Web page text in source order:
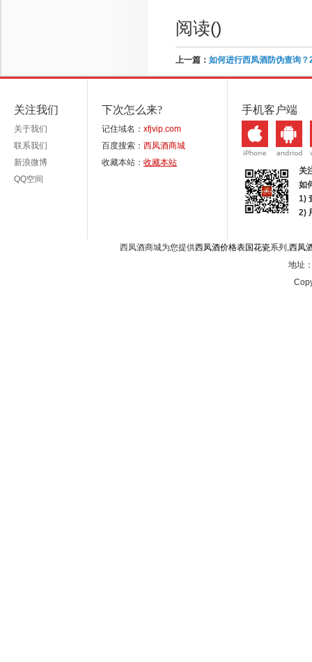
阅读()
上一篇： 如何进行西凤酒防伪查询
关注我们
关于我们
联系我们
新浪微博
QQ空间
下次怎么来?
记住域名： xfjvip.com
百度搜索： 西凤酒商城
收藏本站： 收藏本站
手机客户端
关
如
1)
2)
西凤酒商城为您提供西凤酒价格表国花瓷系列,西凤
地址